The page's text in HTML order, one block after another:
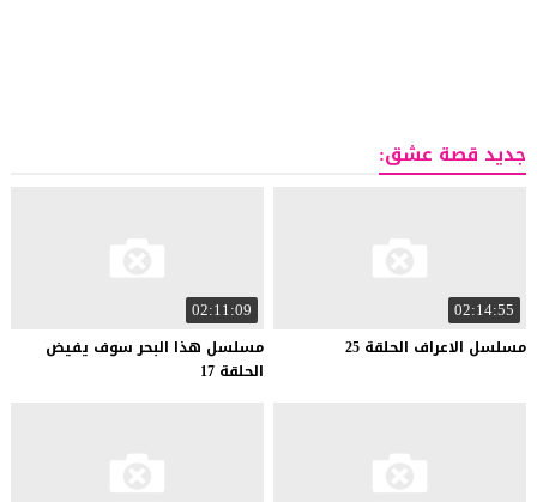
جديد قصة عشق:
02:14:55
مسلسل الاعراف الحلقة 25
02:11:09
مسلسل هذا البحر سوف يفيض
الحلقة 17